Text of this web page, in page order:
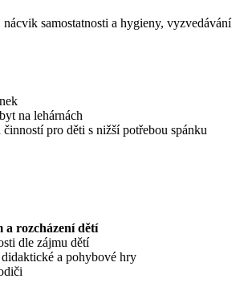
samostatnosti a hygieny, vyzvedávání
na lehárnách
pro děti s nižší potřebou spánku
a rozcházení dětí
dle zájmu dětí
a pohybové hry